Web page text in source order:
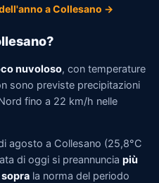
a Collesano →
nuvoloso, con temperature
sono previste precipitazioni
fino a 22 km/h nelle
agosto a Collesano (25,8°C
di oggi si preannuncia più
la norma del periodo